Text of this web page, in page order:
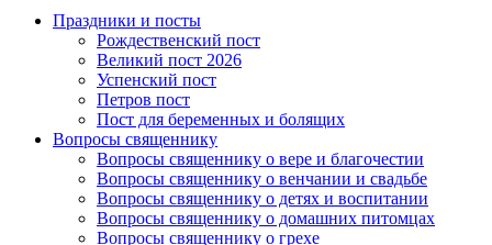
Праздники и посты
Рождественский пост
Великий пост 2026
Успенский пост
Петров пост
Пост для беременных и болящих
Вопросы священнику
Вопросы священнику о вере и благочестии
Вопросы священнику о венчании и свадьбе
Вопросы священнику о детях и воспитании
Вопросы священнику о домашних питомцах
Вопросы священнику о грехе